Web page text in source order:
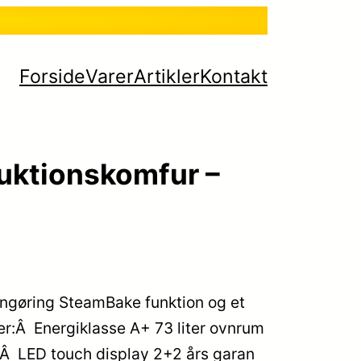
ForsideVarerArtiklerKontakt
–
SteamBake funktion og et
Energiklasse A+ 73 liter ovnrum
LED touch display 2+2 års garan